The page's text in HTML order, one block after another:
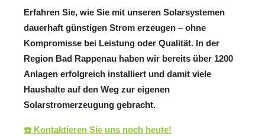
Erfahren Sie, wie Sie mit unseren Solarsystemen
dauerhaft günstigen Strom erzeugen – ohne
Kompromisse bei Leistung oder Qualität. In der
Region Bad Rappenau haben wir bereits über 1200
Anlagen erfolgreich installiert und damit viele
Haushalte auf den Weg zur eigenen
Solarstromerzeugung gebracht.
☎️ Kontaktieren Sie uns noch heute!